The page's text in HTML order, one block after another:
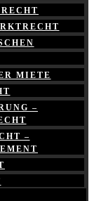
MIETE
–
–